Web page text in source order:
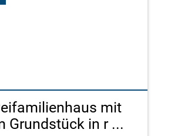
mit
Grundstück in r ...